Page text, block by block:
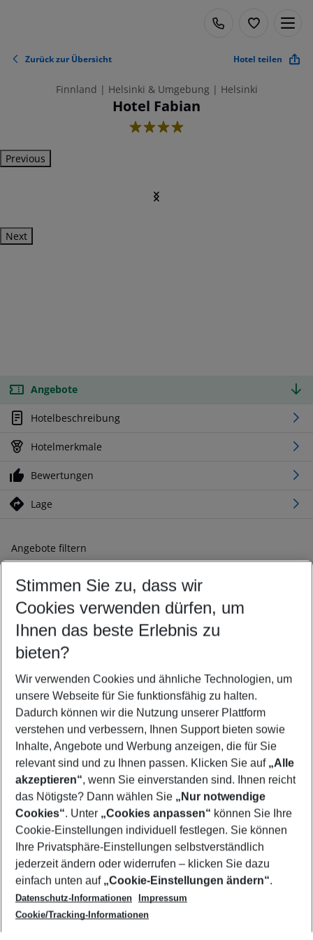
Zurück zur Übersicht Hotel teilen
Finnland | Helsinki & Umgebung | Helsinki
Hotel Fabian
4
Previous
Next
Angebote
Hotelbeschreibung
Hotelmerkmale
Bewertungen
Lage
Angebote filtern
Ändern Sie Ihre Kriterien nach Ihren Wünschen
Abflughafen wählen
Beliebiger Abflughafen
Reisezeitraum wählen
10.08.26– 08.08.27 5-8 Nächte
2 Erwachsene Keine Kinder
Mehr Filter anzeigen
Footer
Footer navigation
Über uns
AGB
Cookie-Einstellungen ändern
Cookie-Richtlinie
Datenschutz
Service & Hilfe
Barrierefreies Reisen
Check-in
Folgen Sie uns
Stimmen Sie zu, dass wir
Cookies verwenden dürfen, um
Ihnen das beste Erlebnis zu
bieten?
Wir verwenden Cookies und ähnliche Technologien, um
unsere Webseite für Sie funktionsfähig zu halten.
Dadurch können wir die Nutzung unserer Plattform
verstehen und verbessern, Ihnen Support bieten sowie
Inhalte, Angebote und Werbung anzeigen, die für Sie
relevant sind und zu Ihnen passen. Klicken Sie auf „Alle
akzeptieren“, wenn Sie einverstanden sind. Ihnen reicht
das Nötigste? Dann wählen Sie „Nur notwendige
Cookies“. Unter „Cookies anpassen“ können Sie Ihre
Cookie-Einstellungen individuell festlegen. Sie können
Ihre Privatsphäre-Einstellungen selbstverständlich
jederzeit ändern oder widerrufen – klicken Sie dazu
einfach unten auf „Cookie-Einstellungen ändern“.
Datenschutz-Informationen
Impressum
Cookie/Tracking-Informationen